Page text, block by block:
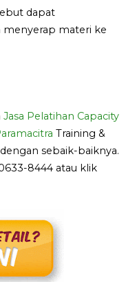
dapat
materi ke
Jasa Pelatihan Capacity
Training &
sebaik-baiknya.
8444 atau klik